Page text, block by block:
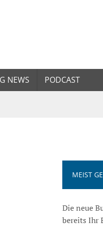
NEWS PODCAST
MEIST
Die neue
bereits Ihr